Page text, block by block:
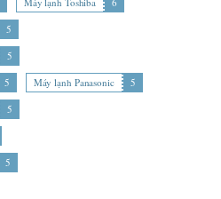
5
5
5 Máy lạnh Panasonic
5
5
5